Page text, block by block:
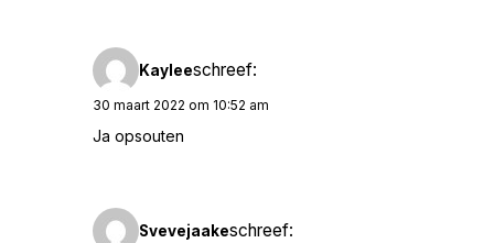
Kayleeschreef:
30 maart 2022 om 10:52 am
Ja opsouten
Svevejaakeschreef: